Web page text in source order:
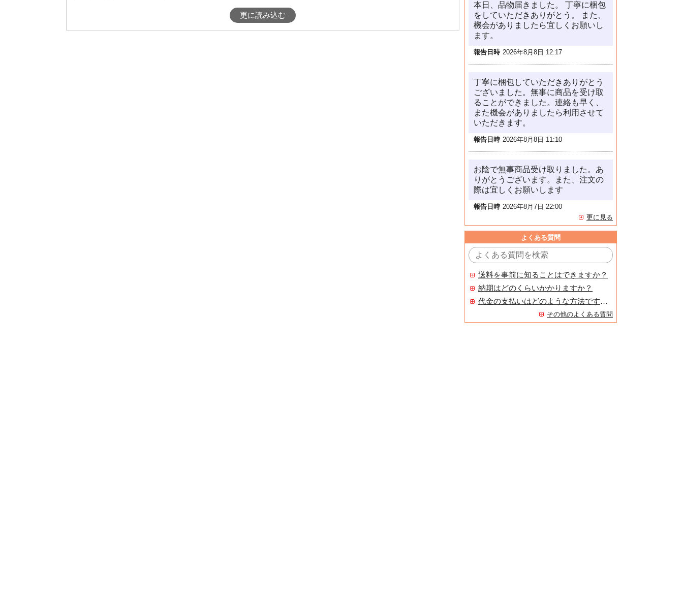
更に読み込む
本日、品物届きました。 丁寧に梱包
をしていただきありがとう。 また、
機会がありましたら宜しくお願いし
ます。
報告日時 2026年8月8日 12:17
丁寧に梱包していただきありがとう
ございました。無事に商品を受け取
ることができました。連絡も早く、
また機会がありましたら利用させて
いただきます。
報告日時 2026年8月8日 11:10
お陰で無事商品受け取りました。あ
りがとうございます。また、注文の
際は宜しくお願いします
報告日時 2026年8月7日 22:00
更に見る
よくある質問
送料を事前に知ることはできますか？
納期はどのくらいかかりますか？
代金の支払いはどのような方法ですか？
その他のよくある質問